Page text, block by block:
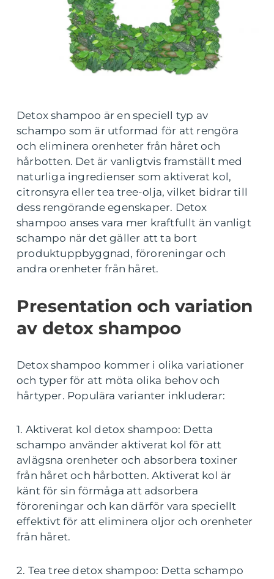
Detox shampoo är en speciell typ av
schampo som är utformad för att rengöra
och eliminera orenheter från håret och
hårbotten. Det är vanligtvis framställt med
naturliga ingredienser som aktiverat kol,
citronsyra eller tea tree-olja, vilket bidrar till
dess rengörande egenskaper. Detox
shampoo anses vara mer kraftfullt än vanligt
schampo när det gäller att ta bort
produktuppbyggnad, föroreningar och
andra orenheter från håret.
Presentation och variation
av detox shampoo
Detox shampoo kommer i olika variationer
och typer för att möta olika behov och
hårtyper. Populära varianter inkluderar:
1. Aktiverat kol detox shampoo: Detta
schampo använder aktiverat kol för att
avlägsna orenheter och absorbera toxiner
från håret och hårbotten. Aktiverat kol är
känt för sin förmåga att adsorbera
föroreningar och kan därför vara speciellt
effektivt för att eliminera oljor och orenheter
från håret.
2. Tea tree detox shampoo: Detta schampo